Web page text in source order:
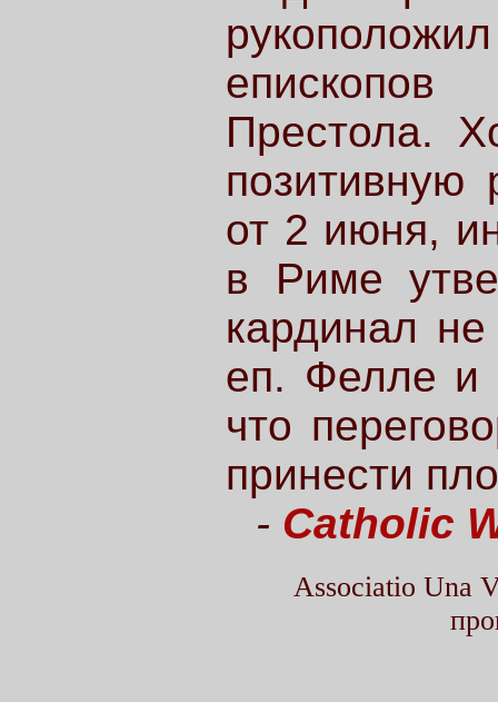
Престола.
позитивную
от 2 июня,
в Риме
кардинал
еп. Фелле и
что
принести
- Catholic
Associatio Una